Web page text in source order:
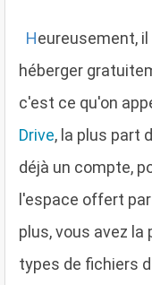
Heureusement,
héberger
c'est ce qu'on
Drive, la plus part
déjà un compte,
l'espace offert
plus, vous avez
types de fichiers